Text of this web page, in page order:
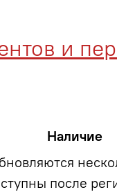
и
Наличие
после